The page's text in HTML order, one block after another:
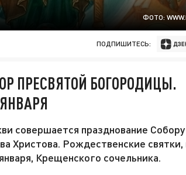
ФОТО:
ПОДПИШИТЕСЬ:
ПРЕСВЯТОЙ БОГОРОДИЦЫ.
совершается празднование
Христова. Рождественские святки,
Крещенского сочельника.